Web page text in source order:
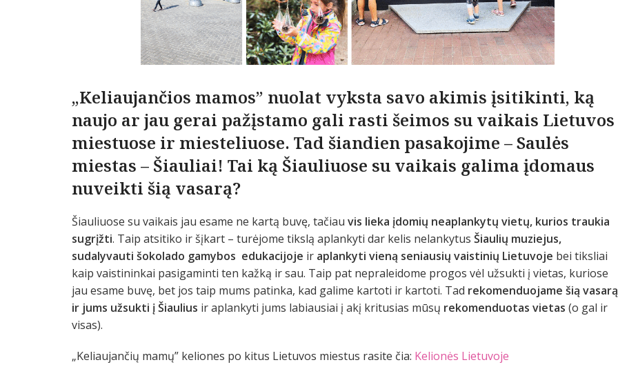
„Keliaujančios mamos” nuolat vyksta savo akimis įsitikinti, ką
naujo ar jau gerai pažįstamo gali rasti šeimos su vaikais Lietuvos
miestuose ir miesteliuose. Tad šiandien pasakojime – Saulės
miestas – Šiauliai! Tai ką Šiauliuose su vaikais galima įdomaus
nuveikti šią vasarą?
Šiauliuose su vaikais jau esame ne kartą buvę, tačiau vis lieka įdomių neaplankytų vietų, kurios traukia
sugrįžti. Taip atsitiko ir šįkart – turėjome tikslą aplankyti dar kelis nelankytus Šiaulių muziejus,
sudalyvauti šokolado gamybos edukacijoje ir aplankyti vieną seniausių vaistinių Lietuvoje bei tiksliai
kaip vaistininkai pasigaminti ten kažką ir sau. Taip pat nepraleidome progos vėl užsukti į vietas, kuriose
jau esame buvę, bet jos taip mums patinka, kad galime kartoti ir kartoti. Tad rekomenduojame šią vasarą
ir jums užsukti į Šiaulius ir aplankyti jums labiausiai į akį kritusias mūsų rekomenduotas vietas (o gal ir
visas).
„Keliaujančių mamų” keliones po kitus Lietuvos miestus rasite čia: Kelionės Lietuvoje